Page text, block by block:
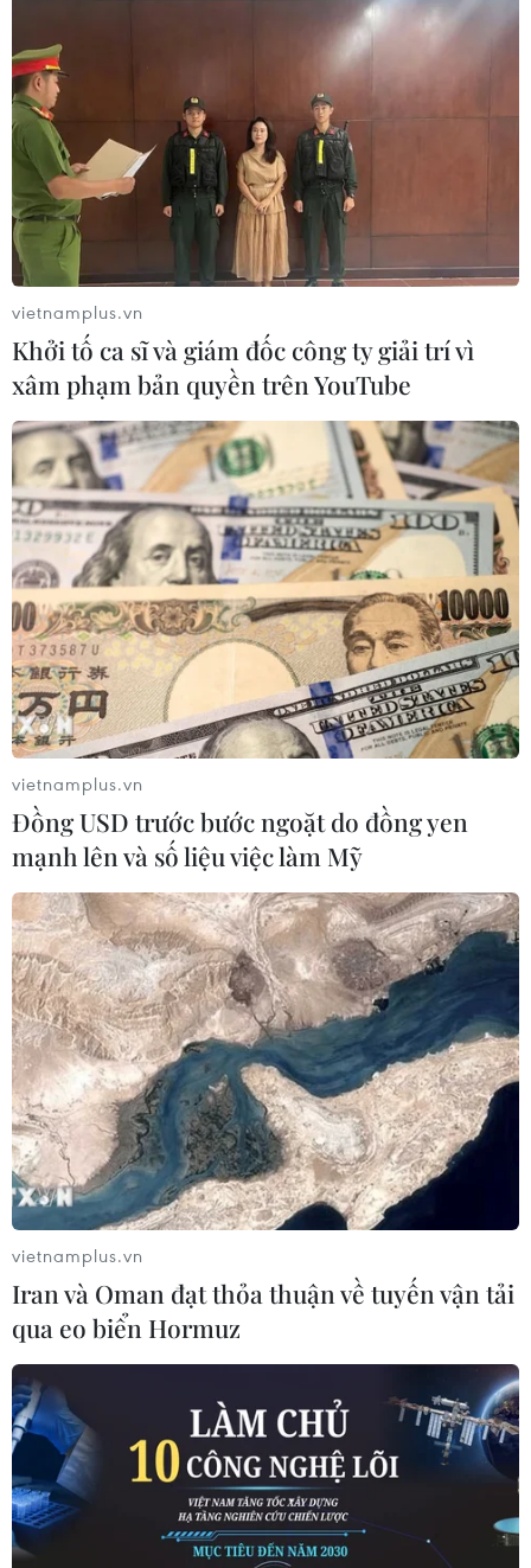
TIN LIÊN QUAN
Link xem trực tiếp Việt Nam-Thái Lan tại
giải Futsal châu Á 2024
21/04/2024 09:28
Đội tuyển Futsal Việt Nam sẽ giành quyền vào tứ kết
giải Futsal châu Á 2024 nếu không thua Futsal Thái Lan
ở trận đấu cuối bảng A.
Xem trực tiếp Futsal Việt Nam-Futsal
Thái Lan kênh nào, ở đâu?
21/04/2024 04:58
Đội tuyển Futsal Việt Nam chỉ cần không thua Futsal
Thái Lan ở lượt cuối bảng A là sẽ giành quyền vào tứ
kết giải Futsal châu Á 2024.
vietnamplus.vn
Khởi tố ca sĩ và giám đốc công ty giải trí vì
xâm phạm bản quyền trên YouTube
vietnamplus.vn
Đồng USD trước bước ngoặt do đồng yen
mạnh lên và số liệu việc làm Mỹ
vietnamplus.vn
Iran và Oman đạt thỏa thuận về tuyến vận tải
qua eo biển Hormuz